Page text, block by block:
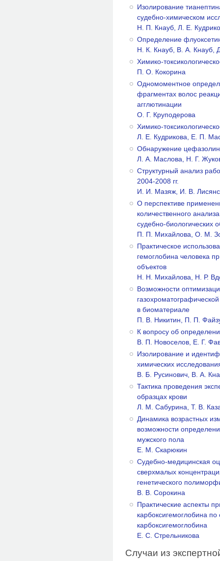
Изолирование
судебно-химическом
Н. П. Кнауб, Л. Е.
Определение
Н. К. Кнауб, В. А. Кнауб,
Химико-
П. О. Кокорина
Одномоментное
фрагментах волос
агглютинации
О. Г. Круподерова
Химико-
Л. Е. Кудрикова, Е. П.
Обнаружение
Л. А. Маслова, Н. Г.
Структурный анализ
2004-2008 гг.
И. И. Мазяж, И. В.
О перспективе
количественного
судебно-биологических
П. П. Михайлова, О. М.
Практическое
гемоглобина человека
объектов
Н. Н. Михайлова, Н. Р.
Возможности
в биоматериале
П. В. Никитин, П. П.
К вопросу об
В. П. Новоселов, Е. Г.
Изолирование и
химических
В. Б. Русинович, В. А.
Тактика проведения
образцах крови
Л. М. Сабурина, Т. В.
Динамика возрастных
возможности
мужского пола
Е. М. Скарюкин
Судебно-медицинская
сверхмалых
генетического
В. В. Сорокина
Практические аспекты
карбоксигемоглобина
карбоксигемоглобина
Е. С. Стрельникова
Случаи из